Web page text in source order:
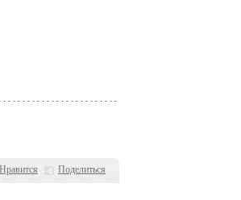
Нравится Поделиться